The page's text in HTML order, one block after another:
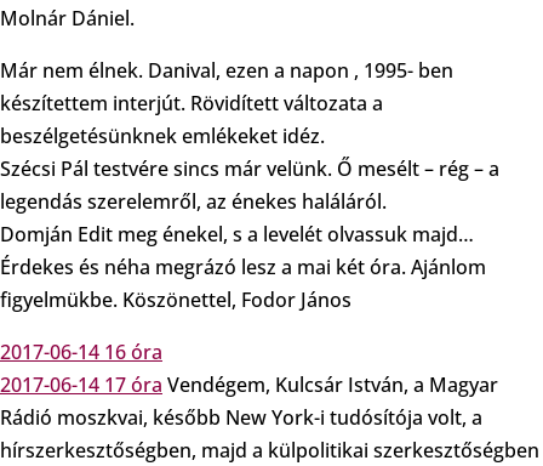
Molnár Dániel.
Már nem élnek. Danival, ezen a napon , 1995- ben
készítettem interjút. Rövidített változata a
beszélgetésünknek emlékeket idéz.
Szécsi Pál testvére sincs már velünk. Ő mesélt – rég – a
legendás szerelemről, az énekes haláláról.
Domján Edit meg énekel, s a levelét olvassuk majd…
Érdekes és néha megrázó lesz a mai két óra. Ajánlom
figyelmükbe. Köszönettel, Fodor János
2017-06-14 16 óra
2017-06-14 17 óra Vendégem, Kulcsár István, a Magyar
Rádió moszkvai, később New York-i tudósítója volt, a
hírszerkesztőségben, majd a külpolitikai szerkesztőségben